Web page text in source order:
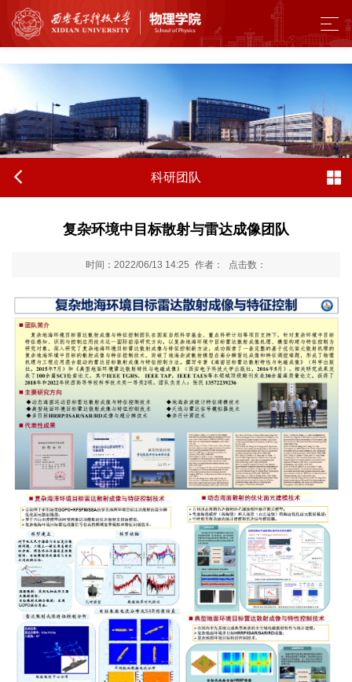
来利国际旗舰厅 - w66.利来(中国区)
科研团队
复杂环境中目标散射与雷达成像团队
时间：2022/06/13 14:25 作者： 点击数：